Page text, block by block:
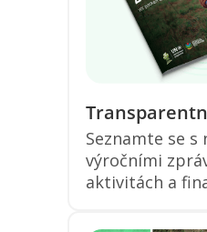
Seznamte se s
výročními
aktivitách a